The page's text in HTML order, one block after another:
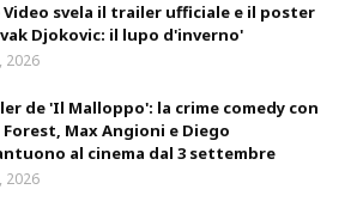
Video svela il trailer ufficiale e il poster
Djokovic: il lupo d'inverno'
2026
de 'Il Malloppo': la crime comedy con
Forest, Max Angioni e Diego
al cinema dal 3 settembre
2026